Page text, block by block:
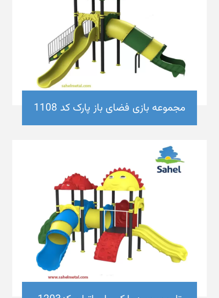
مجموعه بازی فضای باز پارک کد 1108